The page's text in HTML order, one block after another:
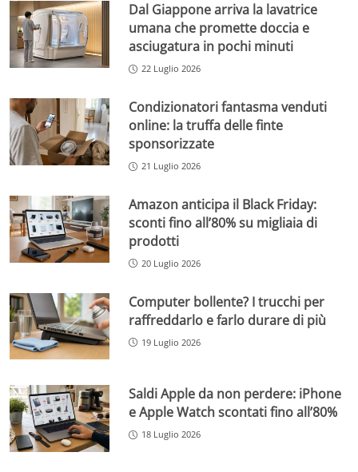
Dal Giappone arriva la lavatrice
umana che promette doccia e
asciugatura in pochi minuti
22 Luglio 2026
Condizionatori fantasma venduti
online: la truffa delle finte
sponsorizzate
21 Luglio 2026
Amazon anticipa il Black Friday:
sconti fino all’80% su migliaia di
prodotti
20 Luglio 2026
Computer bollente? I trucchi per
raffreddarlo e farlo durare di più
19 Luglio 2026
Saldi Apple da non perdere: iPhone
e Apple Watch scontati fino all’80%
18 Luglio 2026